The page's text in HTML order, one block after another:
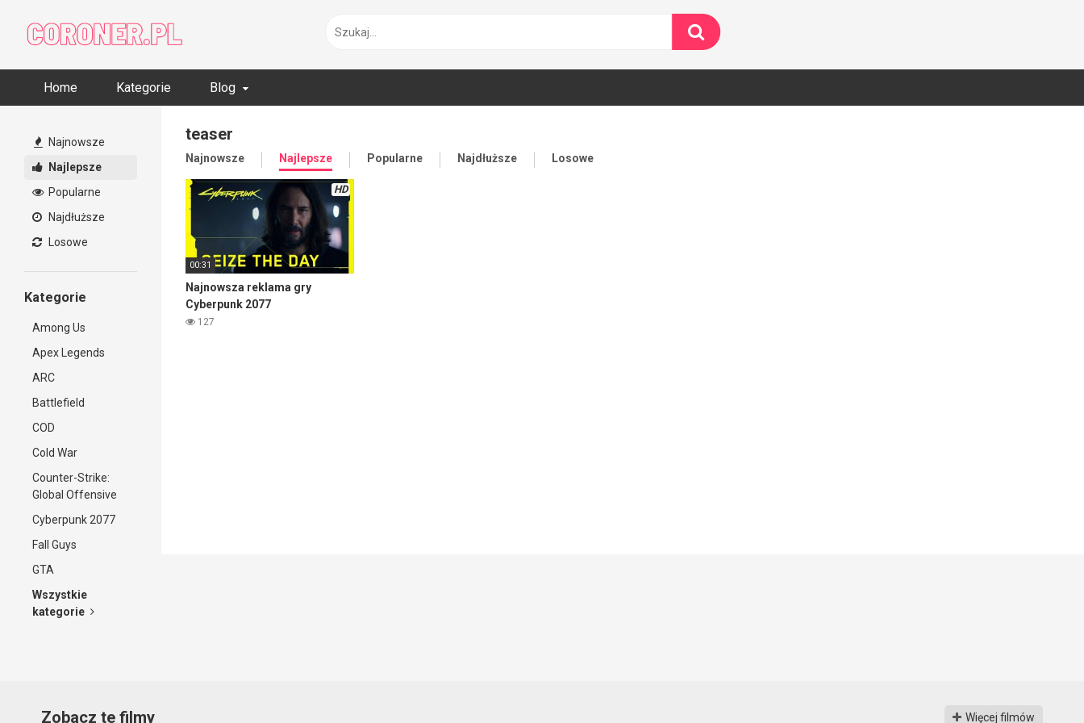
content
Home Kategorie Blog
Najnowsze
Najlepsze
Popularne
Najdłuższe
Losowe
Kategorie
Among Us
Apex Legends
ARC
Battlefield
COD
Cold War
Counter-Strike:
Global Offensive
Cyberpunk 2077
Fall Guys
GTA
Wszystkie
kategorie
teaser
Najnowsze Najlepsze Popularne Najdłuższe Losowe
HD
00:31
Najnowsza reklama gry
Cyberpunk 2077
127
Zobacz te filmy Więcej filmów